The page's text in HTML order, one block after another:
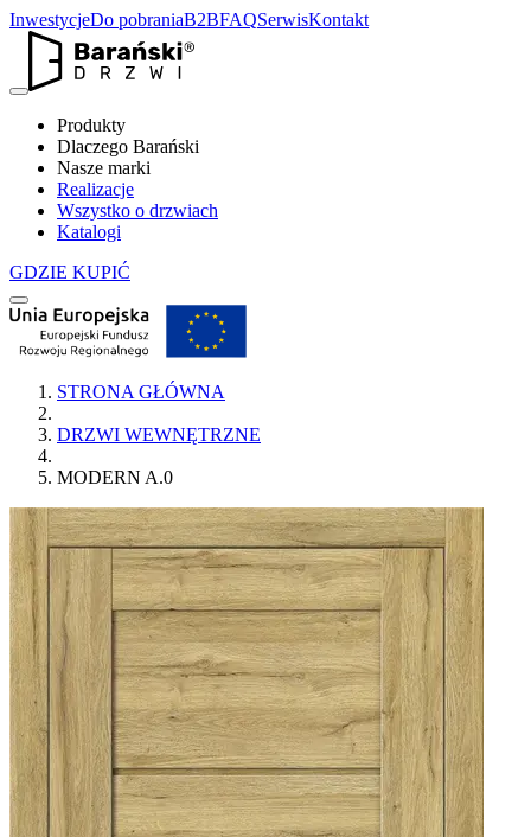
InwestycjeDo pobraniaB2BFAQSerwisKontakt
Produkty
Dlaczego Barański
Nasze marki
Realizacje
Wszystko o drzwiach
Katalogi
GDZIE KUPIĆ
STRONA GŁÓWNA
DRZWI WEWNĘTRZNE
MODERN A.0